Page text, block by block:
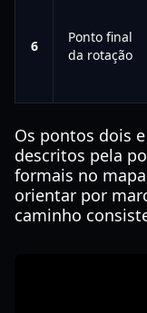
6
Ponto final
da rotação
Os pontos dois
descritos pela
formais no
orientar por
caminho